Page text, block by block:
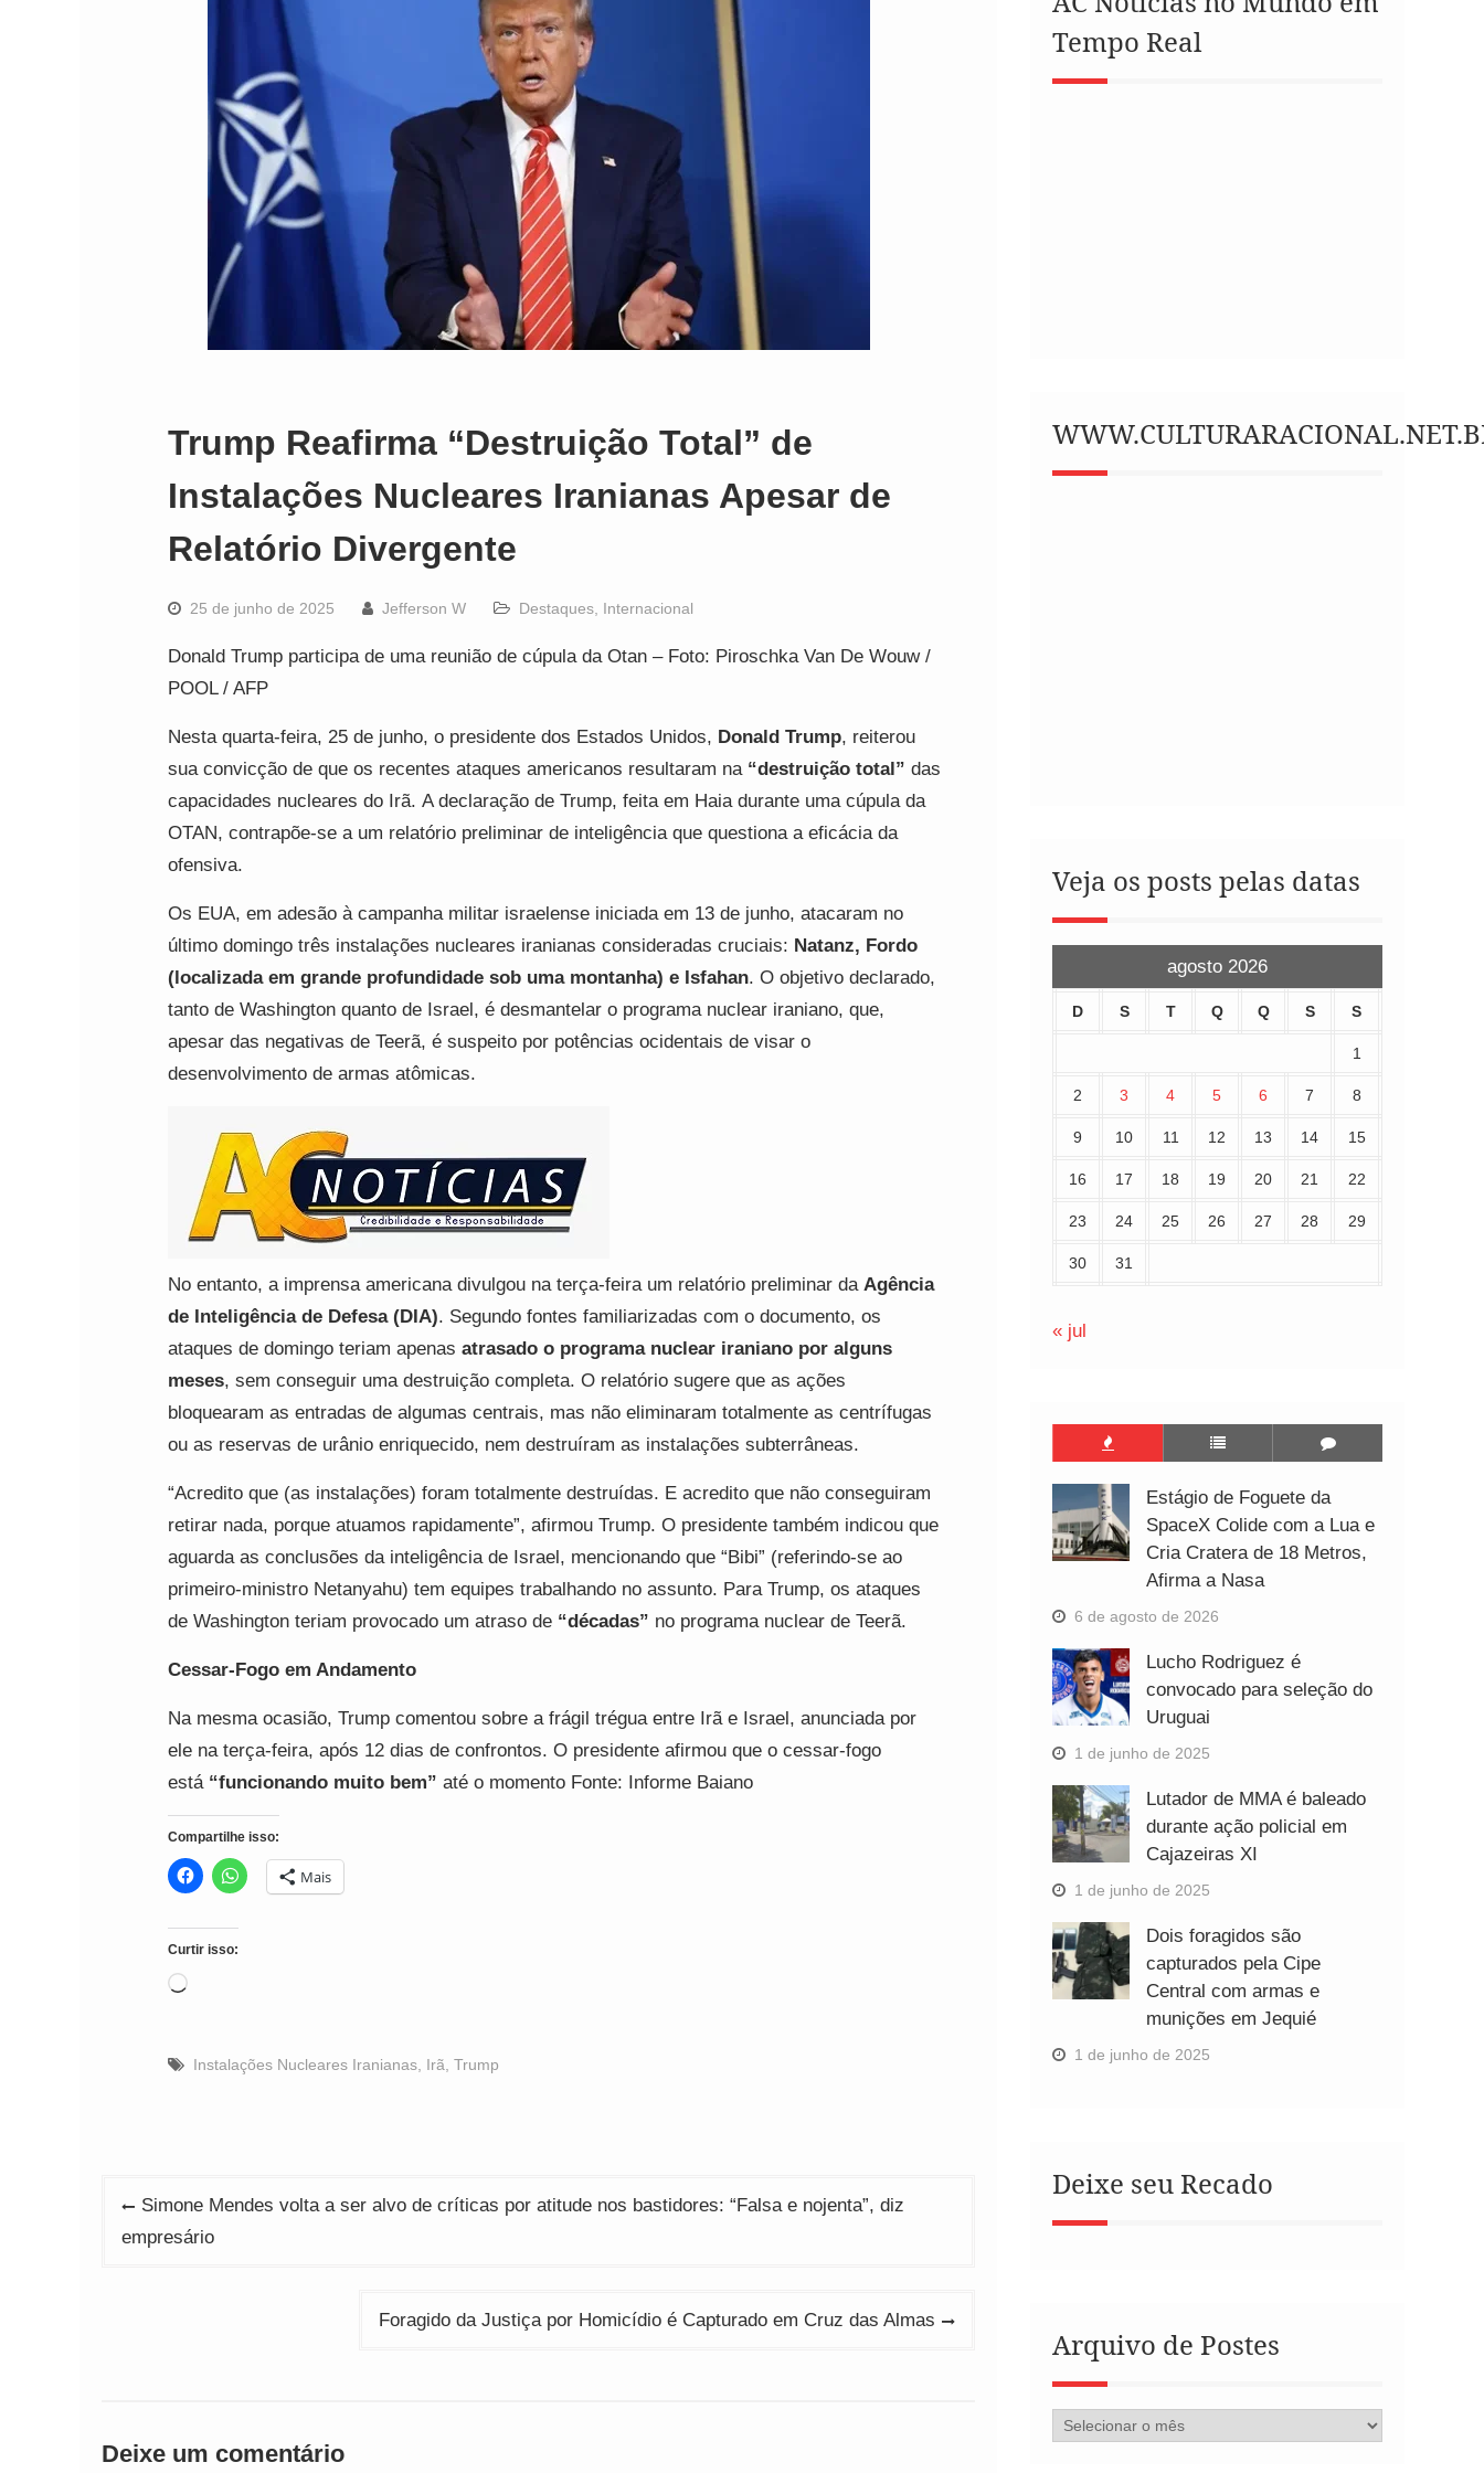
Comando Vermelho
Trump Reafirma “Destruição Total” de
Instalações Nucleares Iranianas Apesar de
Relatório Divergente
25 de junho de 2025 Jefferson W Destaques Internacional
Donald Trump participa de uma reunião de cúpula da Otan – Foto: Piroschka Van De Wouw /
POOL / AFP
Nesta quarta-feira, 25 de junho, o presidente dos Estados Unidos, Donald Trump, reiterou
sua convicção de que os recentes ataques americanos resultaram na “destruição total” das
capacidades nucleares do Irã. A declaração de Trump, feita em Haia durante uma cúpula da
OTAN, contrapõe-se a um relatório preliminar de inteligência que questiona a eficácia da
ofensiva.
Os EUA, em adesão à campanha militar israelense iniciada em 13 de junho, atacaram no
último domingo três instalações nucleares iranianas consideradas cruciais: Natanz, Fordo
(localizada em grande profundidade sob uma montanha) e Isfahan. O objetivo declarado,
tanto de Washington quanto de Israel, é desmantelar o programa nuclear iraniano, que,
apesar das negativas de Teerã, é suspeito por potências ocidentais de visar o
desenvolvimento de armas atômicas.
No entanto, a imprensa americana divulgou na terça-feira um relatório preliminar da Agência
de Inteligência de Defesa (DIA). Segundo fontes familiarizadas com o documento, os
ataques de domingo teriam apenas atrasado o programa nuclear iraniano por alguns
meses, sem conseguir uma destruição completa. O relatório sugere que as ações
bloquearam as entradas de algumas centrais, mas não eliminaram totalmente as centrífugas
ou as reservas de urânio enriquecido, nem destruíram as instalações subterrâneas.
“Acredito que (as instalações) foram totalmente destruídas. E acredito que não conseguiram
retirar nada, porque atuamos rapidamente”, afirmou Trump. O presidente também indicou que
aguarda as conclusões da inteligência de Israel, mencionando que “Bibi” (referindo-se ao
primeiro-ministro Netanyahu) tem equipes trabalhando no assunto. Para Trump, os ataques
de Washington teriam provocado um atraso de “décadas” no programa nuclear de Teerã.
Cessar-Fogo em Andamento
Na mesma ocasião, Trump comentou sobre a frágil trégua entre Irã e Israel, anunciada por
ele na terça-feira, após 12 dias de confrontos. O presidente afirmou que o cessar-fogo
está “funcionando muito bem” até o momento Fonte: Informe Baiano
Compartilhe isso:
Mais
Curtir isso:
Carregando...
Instalações Nucleares Iranianas Irã Trump
Navegação
de
Simone Mendes volta a ser alvo de críticas por atitude nos bastidores: “Falsa e nojenta”, diz
empresário
Foragido da Justiça por Homicídio é Capturado em Cruz das Almas
Deixe um comentário
Tempo Real
Veja os posts pelas datas
agosto 2026
D S T Q Q S S
1
2 3 4 5 6 7 8
9 10 11 12 13 14 15
16 17 18 19 20 21 22
23 24 25 26 27 28 29
30 31
« jul
Estágio de Foguete da
SpaceX Colide com a Lua e
Cria Cratera de 18 Metros,
Afirma a Nasa
6 de agosto de 2026
Lucho Rodriguez é
convocado para seleção do
Uruguai
1 de junho de 2025
Lutador de MMA é baleado
durante ação policial em
Cajazeiras XI
1 de junho de 2025
Dois foragidos são
capturados pela Cipe
Central com armas e
munições em Jequié
1 de junho de 2025
Deixe seu Recado
Arquivo de Postes
Arquivo